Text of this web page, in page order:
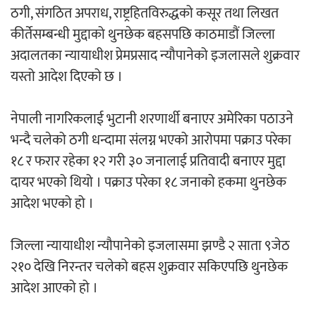
हलमा छैन ‘गौँथली’को टिकट
‘आइतबारको अफिस’ को परिचर्चा सम्पन्न
ठगी, संगठित अपराध, राष्ट्रहितविरुद्धको कसूर तथा लिखत
कीर्तेसम्बन्धी मुद्दाको थुनछेक बहसपछि काठमाडौं जिल्ला
अदालतका न्यायाधीश प्रेमप्रसाद न्यौपानेको इजलासले शुक्रवार
यस्तो आदेश दिएको छ ।
नेपाली नागरिकलाई भुटानी शरणार्थी बनाएर अमेरिका पठाउने
भन्दै चलेको ठगी धन्दामा संलग्न भएको आरोपमा पक्राउ परेका
१८ र फरार रहेका १२ गरी ३० जनालाई प्रतिवादी बनाएर मुद्दा
दायर भएको थियो । पक्राउ परेका १८ जनाको हकमा थुनछेक
आदेश भएको हो ।
जिल्ला न्यायाधीश न्यौपानेको इजलासमा झण्डै २ साता ९जेठ
२१० देखि निरन्तर चलेको बहस शुक्रवार सकिएपछि थुनछेक
आदेश आएको हो ।